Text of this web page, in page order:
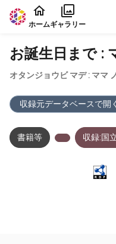
本文に飛ぶ
ホームギャラリー
お誕生日まで :
オタンジョウビ マデ : ママ
収録元データベースで開く
書籍等 収録:国